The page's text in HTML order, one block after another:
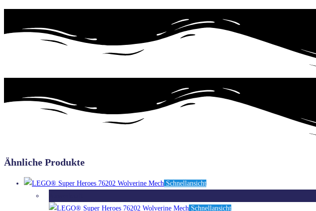
Ähnliche Produkte
Schnellansicht
Schnellansicht